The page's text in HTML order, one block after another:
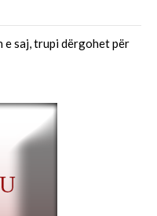
e saj, trupi dërgohet për